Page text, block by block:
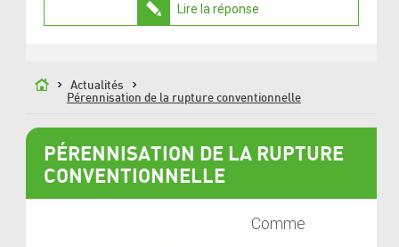
Lire la réponse
Actualités
Pérennisation de la rupture conventionnelle
PÉRENNISATION DE LA RUPTURE
CONVENTIONNELLE
Comme